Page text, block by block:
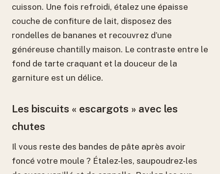
cuisson. Une fois refroidi, étalez une épaisse
couche de confiture de lait, disposez des
rondelles de bananes et recouvrez d’une
généreuse chantilly maison. Le contraste entre le
fond de tarte craquant et la douceur de la
garniture est un délice.
Les biscuits « escargots » avec les
chutes
Il vous reste des bandes de pâte après avoir
foncé votre moule ? Étalez-les, saupoudrez-les